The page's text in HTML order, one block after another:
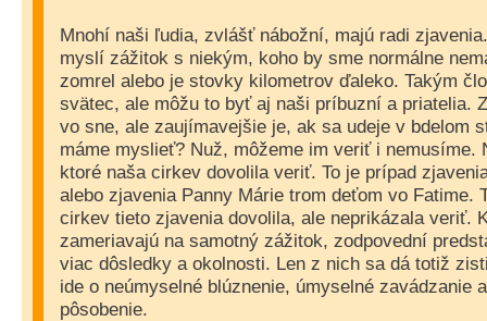
Mnohí naši ľudia, zvlášť nábožní, majú radi
myslí zážitok s niekým, koho by sme normálne
zomrel alebo je stovky kilometrov ďaleko. Takým
svätec, ale môžu to byť aj naši príbuzní a priatelia.
vo sne, ale zaujímavejšie je, ak sa udeje v bdelom
máme myslieť? Nuž, môžeme im veriť i nemusíme.
ktoré naša cirkev dovolila veriť. To je prípad
alebo zjavenia Panny Márie trom deťom vo Fatime.
cirkev tieto zjavenia dovolila, ale neprikázala veriť.
zameriavajú na samotný zážitok, zodpovední
viac dôsledky a okolnosti. Len z nich sa dá totiž
ide o neúmyselné blúznenie, úmyselné zavádzanie
pôsobenie.